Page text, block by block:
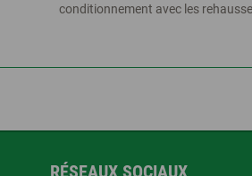
conditionnement avec les
RÉSEAUX SOCIAUX